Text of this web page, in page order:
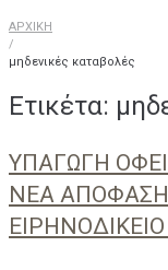
ΑΡΧΙΚΗ
/
μηδενικές καταβολές
Ετικέτα:
ΥΠΑΓΩΓΗ
ΝΕΑ